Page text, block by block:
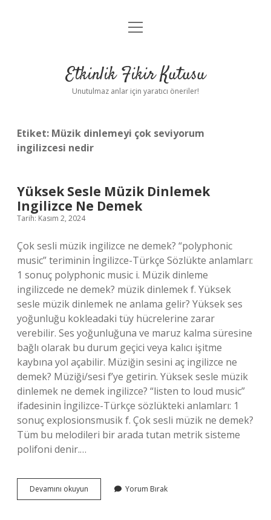
Anasayfa
Yasal Uyarı
menüyü
Etkinlik Fikir Kutusu
Unutulmaz anlar için yaratıcı öneriler!
Etiket: Müzik dinlemeyi çok seviyorum
ingilizcesi nedir
Yüksek Sesle Müzik Dinlemek
Ingilizce Ne Demek
Tarih: Kasım 2, 2024
Çok sesli müzik ingilizce ne demek? “polyphonic
music” teriminin İngilizce-Türkçe Sözlükte anlamları:
1 sonuç polyphonic music i. Müzik dinleme
ingilizcede ne demek? müzik dinlemek f. Yüksek
sesle müzik dinlemek ne anlama gelir? Yüksek ses
yoğunluğu kokleadaki tüy hücrelerine zarar
verebilir. Ses yoğunluğuna ve maruz kalma süresine
bağlı olarak bu durum geçici veya kalıcı işitme
kaybına yol açabilir. Müziğin sesini aç ingilizce ne
demek? Müziği/sesi f’ye getirin. Yüksek sesle müzik
dinlemek ne demek ingilizce? “listen to loud music”
ifadesinin İngilizce-Türkçe sözlükteki anlamları: 1
sonuç explosionsmusik f. Çok sesli müzik ne demek?
Tüm bu melodileri bir arada tutan metrik sisteme
polifoni denir.…
Devamını okuyun
Sesle
Yorum Bırak